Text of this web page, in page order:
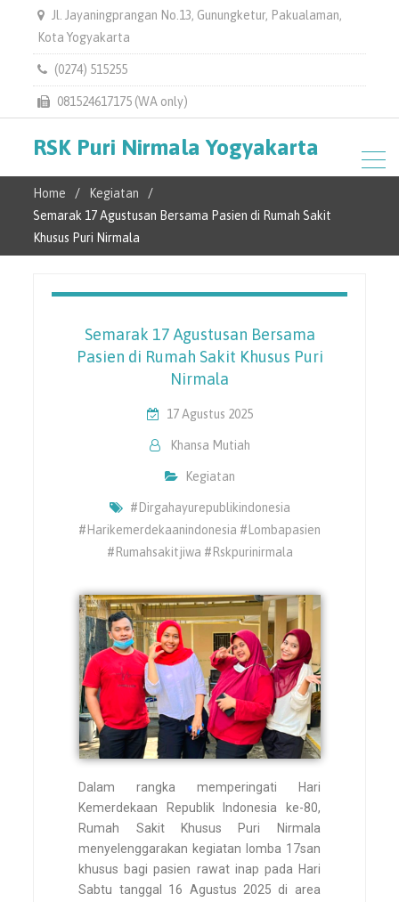
Jl. Jayaningprangan No.13, Gunungketur, Pakualaman,
Kota Yogyakarta
(0274) 515255
081524617175 (WA only)
RSK Puri Nirmala Yogyakarta
Home
Kegiatan
Semarak 17 Agustusan Bersama Pasien di Rumah Sakit
Khusus Puri Nirmala
Semarak 17 Agustusan Bersama
Pasien di Rumah Sakit Khusus Puri
Nirmala
17 Agustus 2025
Khansa Mutiah
Kegiatan
#dirgahayurepublikindonesia
#harikemerdekaanindonesia #lombapasien
#rumahsakitjiwa #rskpurinirmala
Dalam rangka memperingati Hari
Kemerdekaan Republik Indonesia ke-80,
Rumah Sakit Khusus Puri Nirmala
menyelenggarakan kegiatan lomba 17san
khusus bagi pasien rawat inap pada Hari
Sabtu tanggal 16 Agustus 2025 di area